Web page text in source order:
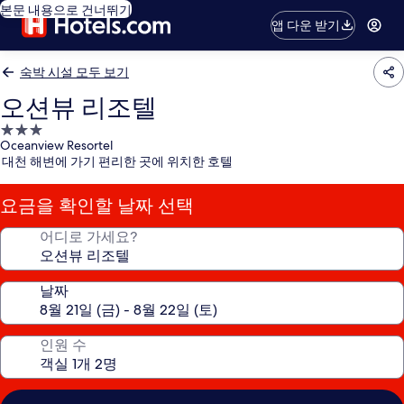
본문 내용으로 건너뛰기
앱 다운 받기
숙박 시설 모두 보기
오션뷰 리조텔
3.0
성
급
숙
박
시
Oceanview Resortel
대천 해변에 가기 편리한 곳에 위치한 호텔
요금을 확인할 날짜 선택
어디로 가세요?
날짜
인원 수